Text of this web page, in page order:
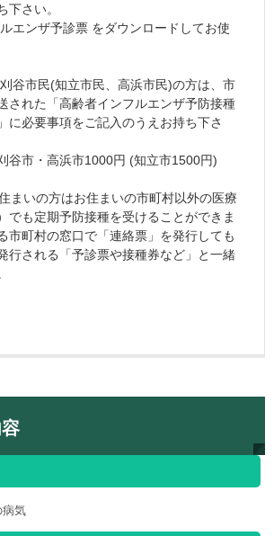
下さい。
エンザ予診票 をダウンロードしてお使
谷市民(知立市民、高浜市民)の方は、市
された「高齢者インフルエンザ予防接種
に必要事項をご記入のうえお持ち下さ
市・高浜市1000円 (知立市1500円)
まいの方はお住まいの市町村以外の医療
でも定期予防接種を受けることができま
市町村の窓口で「連絡票」を発行しても
行される「予診票や接種券など」と一緒
病気